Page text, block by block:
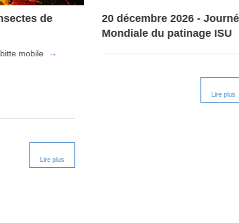
de
mobile →
Lire plus
20 décembre 2026 -
Mondiale du patinage ISU
Lire plus